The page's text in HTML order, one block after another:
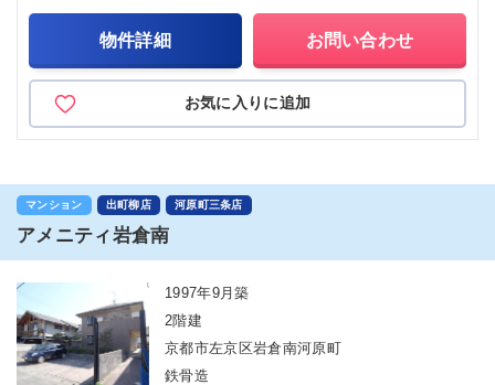
物件詳細 お問い合わせ
お気に入りに追加
マンション 出町柳店 河原町三条店
アメニティ岩倉南
1997年9月築
2階建
京都市左京区岩倉南河原町
鉄骨造